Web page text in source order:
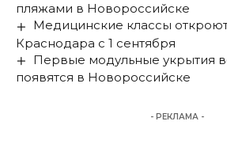
пляжами в Новороссийске
Медицинские классы
Краснодара с 1 сентября
Первые модульные укрытия
появятся в Новороссийске
- РЕКЛАМА -